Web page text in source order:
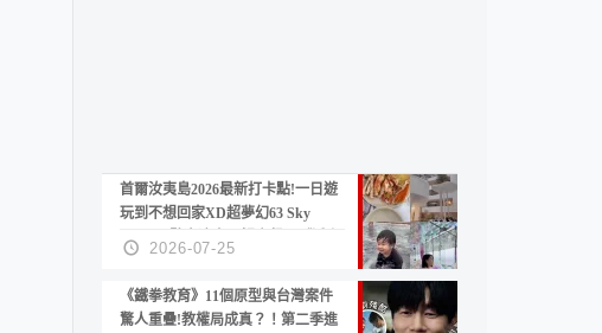
首爾汝夷島2026最新打卡點!一日遊
玩到不想回家XD超夢幻63 Sky
Picnic、鷺良津帝王蟹大餐、《淚之
女王》拍攝地、漢江公園免費玩水
2026-07-25
《鐵拳教育》11個原型與台灣案件
驚人重疊!教權局成真？！第二季進